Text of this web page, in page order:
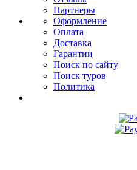
Партнеры
Оформление
Оплата
Доставка
Гарантии
Поиск по сайту
Поиск туров
Политика